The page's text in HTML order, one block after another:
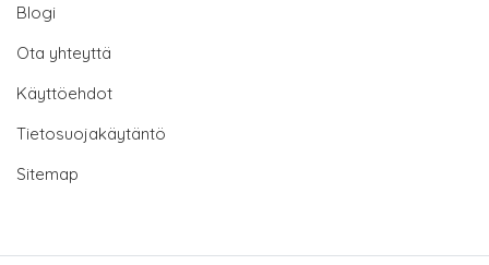
Blogi
Ota yhteyttä
Käyttöehdot
Tietosuojakäytäntö
Sitemap